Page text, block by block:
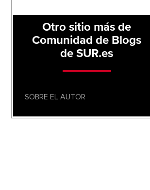
Otro sitio más de
Comunidad de Blogs
de SUR.es
SOBRE EL AUTOR